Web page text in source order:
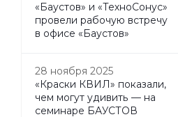
«Баустов» и «ТехноСонус»
провели рабочую встречу
в офисе «Баустов»
28 ноября 2025
«Краски КВИЛ» показали,
чем могут удивить — на
семинаре БАУСТОВ